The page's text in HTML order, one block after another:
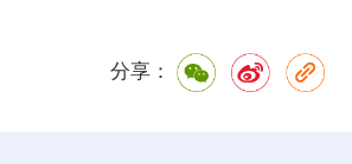
分享：